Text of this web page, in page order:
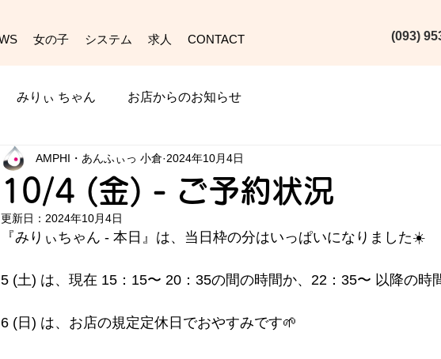
女の子 システム 求人 CONTACT (093)
みりぃ ちゃん お店からのお知らせ
10/4 (金) - ご予約状況
AMPHI・あんふぃっ 小倉 2024年10月4日
更新日： 2024年10月4日
『みりぃちゃん - 本日』は、当日枠の分はいっぱいになりました☀️
5 (土) は、現在 15：15〜 20：35の間の時間か、22：35〜 以降の
6 (日) は、お店の規定定休日でおやすみです🌱